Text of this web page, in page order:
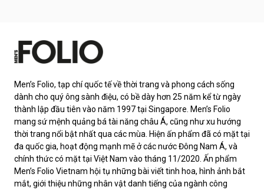
Men’s Folio, tạp chí quốc tế về thời trang và phong cách sống
dành cho quý ông sành điệu, có bề dày hơn 25 năm kể từ ngày
thành lập đầu tiên vào năm 1997 tại Singapore. Men’s Folio
mang sứ mệnh quảng bá tài năng châu Á, cũng như xu hướng
thời trang nổi bật nhất qua các mùa. Hiện ấn phẩm đã có mặt tại
đa quốc gia, hoạt động mạnh mẽ ở các nước Đông Nam Á, và
chính thức có mặt tại Việt Nam vào tháng 11/2020. Ấn phẩm
Men’s Folio Vietnam hội tụ những bài viết tinh hoa, hình ảnh bắt
mắt, giới thiệu những nhân vật danh tiếng của ngành công